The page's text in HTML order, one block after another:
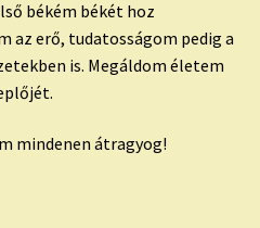
békém békét hoz
az erő, tudatosságom pedig a
is. Megáldom életem
mindenen átragyog!